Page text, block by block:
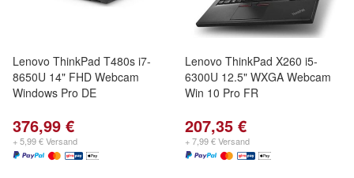
Lenovo ThinkPad T480s i7-
8650U 14" FHD Webcam
Windows Pro DE
376,99 €
+ 5,99 € Versand
Lenovo ThinkPad X260 i5-
6300U 12.5" WXGA Webcam
Win 10 Pro FR
207,35 €
+ 7,99 € Versand